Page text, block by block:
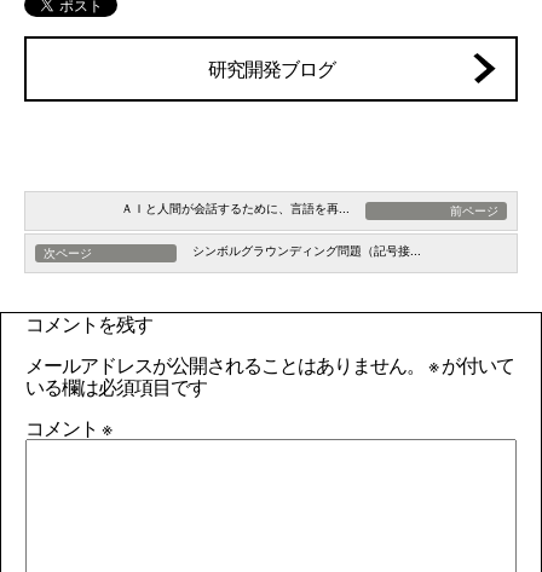
研究開発ブログ
ＡＩと人間が会話するために、言語を再... 前ページ
次ページ シンボルグラウンディング問題（記号接...
コメントを残す
メールアドレスが公開されることはありません。 ※が付いて
いる欄は必須項目です
コメント ※